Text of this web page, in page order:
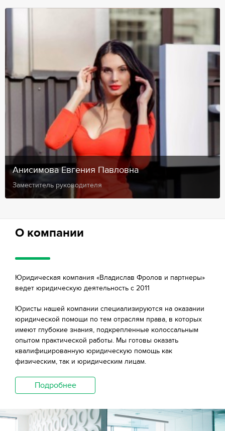
Анисимова Евгения Павловна
Заместитель руководителя
О компании
Юридическая компания «Владислав Фролов и партнеры»
ведет юридическую деятельность с 2011
Юристы нашей компании специализируются на оказании
юридической помощи по тем отраслям права, в которых
имеют глубокие знания, подкрепленные колоссальным
опытом практической работы. Мы готовы оказать
квалифицированную юридическую помощь как
физическим, так и юридическим лицам.
Подробнее